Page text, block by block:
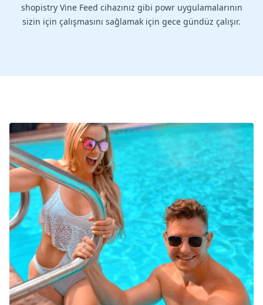
shopistry Vine Feed cihazınız gibi powr uygulamalarının
sizin için çalışmasını sağlamak için gece gündüz çalışır.